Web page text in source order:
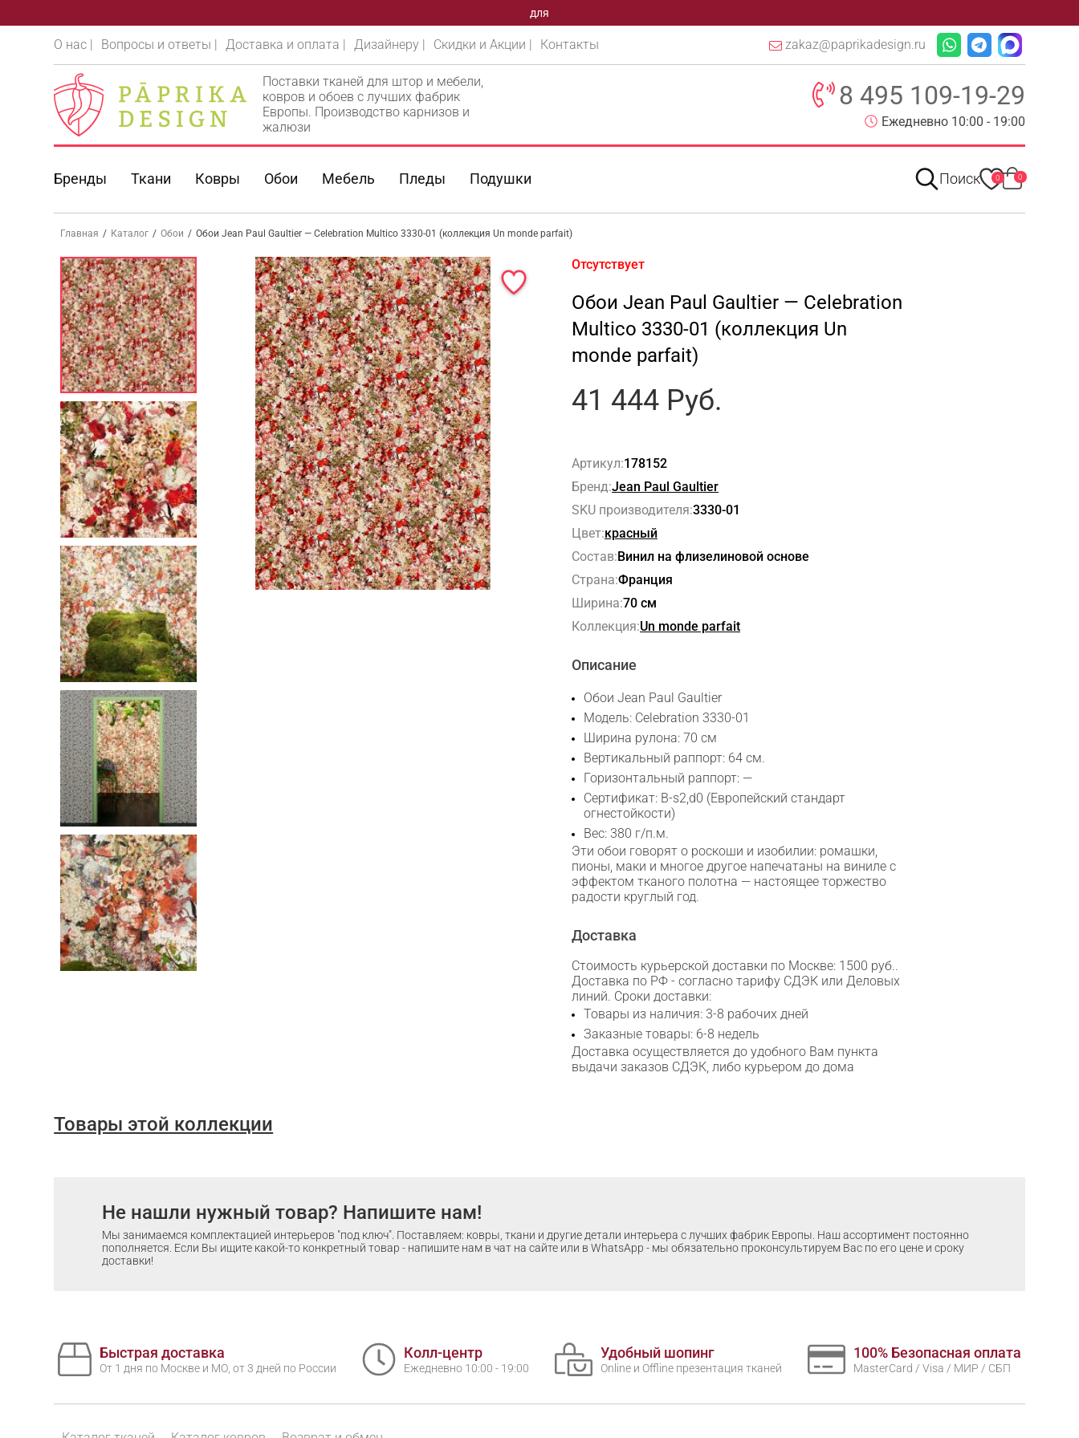
для
О нас | Вопросы и ответы | Доставка и оплата | Дизайнеру | Скидки и Акции | Контакты zakaz@paprikadesign.ru
Поставки тканей для штор и мебели,
ковров и обоев с лучших фабрик
Европы. Производство карнизов и
жалюзи
8 495 109-19-29
Ежедневно 10:00 - 19:00
Бренды Ткани Ковры Обои Мебель Пледы Подушки Поиск 0 0
Главная / Каталог / Обои / Обои Jean Paul Gaultier — Celebration Multico 3330-01 (коллекция Un monde parfait)
Отсутствует
Обои Jean Paul Gaultier — Celebration
Multico 3330-01 (коллекция Un
monde parfait)
41 444 Руб.
Артикул:178152
Бренд:Jean Paul Gaultier
SKU производителя:3330-01
Цвет:красный
Состав:Винил на флизелиновой основе
Страна:Франция
Ширина:70 см
Коллекция:Un monde parfait
Описание
Обои Jean Paul Gaultier
Модель: Celebration 3330-01
Ширина рулона: 70 см
Вертикальный раппорт: 64 см.
Горизонтальный раппорт: —
Сертификат: B-s2,d0 (Европейский стандарт
огнестойкости)
Вес: 380 г/п.м.
Эти обои говорят о роскоши и изобилии: ромашки,
пионы, маки и многое другое напечатаны на виниле с
эффектом тканого полотна — настоящее торжество
радости круглый год.
Доставка
Стоимость курьерской доставки по Москве: 1500 руб..
Доставка по РФ - согласно тарифу СДЭК или Деловых
линий. Сроки доставки:
Товары из наличия: 3-8 рабочих дней
Заказные товары: 6-8 недель
Доставка осуществляется до удобного Вам пункта
выдачи заказов СДЭК, либо курьером до дома
Товары этой коллекции
Не нашли нужный товар? Напишите нам!
Мы занимаемся комплектацией интерьеров "под ключ". Поставляем: ковры, ткани и другие детали интерьера с лучших фабрик Европы. Наш ассортимент постоянно
пополняется. Если Вы ищите какой-то конкретный товар - напишите нам в чат на сайте или в WhatsApp - мы обязательно проконсультируем Вас по его цене и сроку
доставки!
Быстрая доставка
От 1 дня по Москве и МО, от 3 дней по России
Колл-центр
Ежедневно 10:00 - 19:00
Удобный шопинг
Online и Offline презентация тканей
100% Безопасная оплата
MasterCard / Visa / МИР / СБП
WhatsApp
Telegram